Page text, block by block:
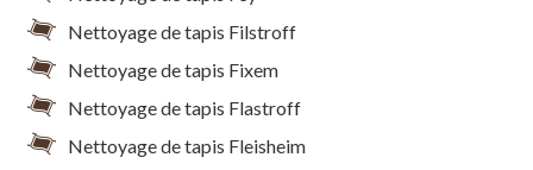
Nettoyage de tapis Filstroff
Nettoyage de tapis Fixem
Nettoyage de tapis Flastroff
Nettoyage de tapis Fleisheim